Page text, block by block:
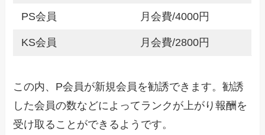
PS会員 月会費/4000円
KS会員 月会費/2800円
この内、P会員が新規会員を勧誘できます。勧誘
した会員の数などによってランクが上がり報酬を
受け取ることができるようです。